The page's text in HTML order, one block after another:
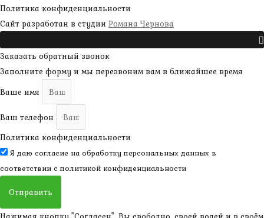
Политика конфиденциальности
Сайт разработан в студии Романа Чернова
Заказать обратный звонок
Заполните форму и мы перезвоним вам в ближайшее время
Ваше имя
Ваш телефон
Политика конфиденциальности
Я даю согласие на обработку персональных данных в
соответствии с политикой конфиденциальности
Отправить